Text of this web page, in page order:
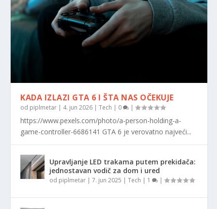
KADA IZLAZI GTA 6 I ŠTA NAS OČEKUJE
od piplmetar | 4. jun 2026 |Tech | 0 |
https://www.pexels.com/photo/a-person-holding-a-
game-controller-6686141 GTA 6 je verovatno najveći...
Upravljanje LED trakama putem prekidača:
jednostavan vodič za dom i ured
od piplmetar |7. jun 2025 |Tech | 1 |